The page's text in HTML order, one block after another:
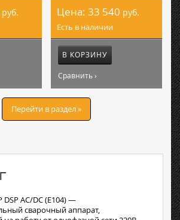
руб. Цена: 33 540 руб.
Есть в наличии
В КОРЗИНУ
Сравнить ›
Перейти в раздел »
DSP AC/DC (E104) —
сварочный аппарат,